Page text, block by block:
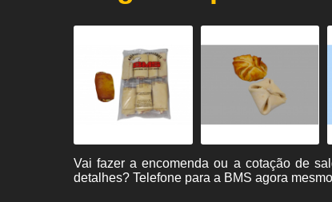
Vai fazer a encomenda ou a cotação de
detalhes? Telefone para a BMS agora